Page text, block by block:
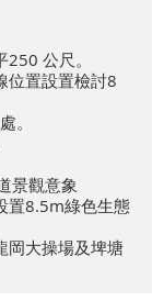
公尺。
位置設置檢討8
。
景觀意象
置8.5m綠色生態
岡大操場及埤塘